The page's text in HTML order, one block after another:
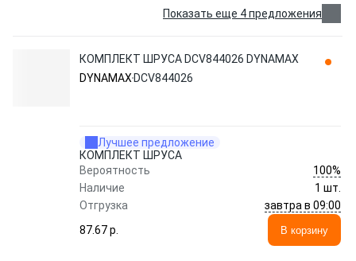
Показать еще 4 предложения
КОМПЛЕКТ ШРУСА DCV844026 DYNAMAX
DYNAMAX DCV844026
Лучшее предложение
КОМПЛЕКТ ШРУСА
Вероятность
100%
Наличие
1 шт.
Отгрузка
завтра в 09:00
87.67 p.
В корзину